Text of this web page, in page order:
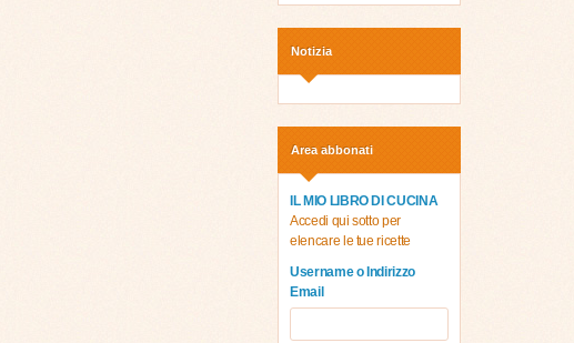
Notizia
Area abbonati
IL MIO LIBRO DI CUCINA
Accedi qui sotto per
elencare le tue ricette
Username o Indirizzo
Email